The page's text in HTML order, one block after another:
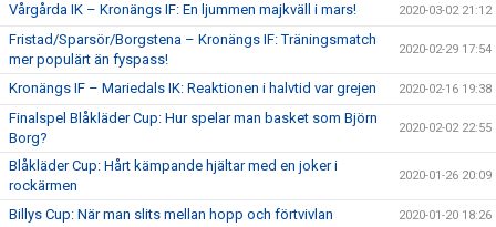
Vårgårda IK – Kronängs IF: En ljummen majkväll i mars! 2020-03-02 21:12
Fristad/Sparsör/Borgstena – Kronängs IF: Träningsmatch
mer populärt än fyspass!
2020-02-29 17:54
Kronängs IF – Mariedals IK: Reaktionen i halvtid var grejen 2020-02-16 19:38
Finalspel Blåkläder Cup: Hur spelar man basket som Björn
Borg?
2020-02-02 22:55
Blåkläder Cup: Hårt kämpande hjältar med en joker i
rockärmen
2020-01-26 20:09
Billys Cup: När man slits mellan hopp och förtvivlan 2020-01-20 18:26